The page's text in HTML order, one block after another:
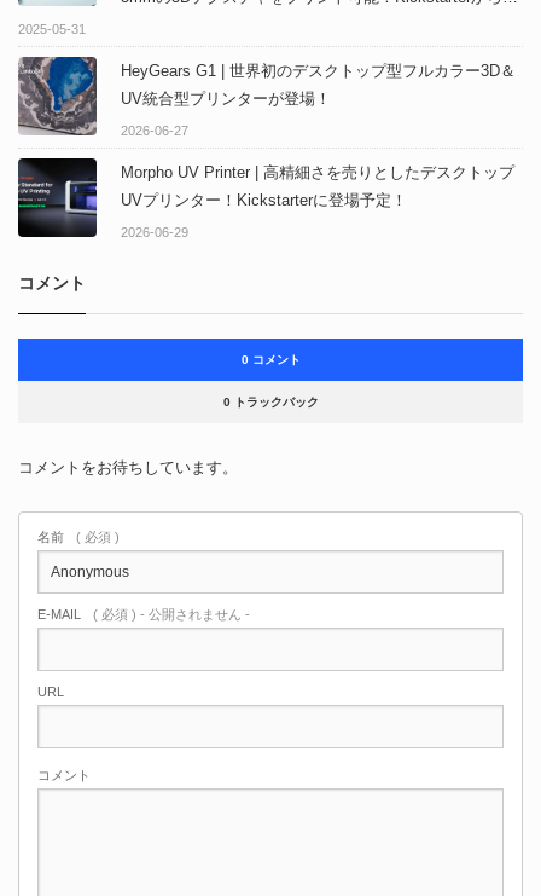
2025-05-31
HeyGears G1 | 世界初のデスクトップ型フルカラー3D＆
UV統合型プリンターが登場！
2026-06-27
Morpho UV Printer | 高精細さを売りとしたデスクトップ
UVプリンター！Kickstarterに登場予定！
2026-06-29
コメント
0 コメント
0 トラックバック
コメントをお待ちしています。
名前 ( 必須 )
E-MAIL ( 必須 ) - 公開されません -
URL
コメント